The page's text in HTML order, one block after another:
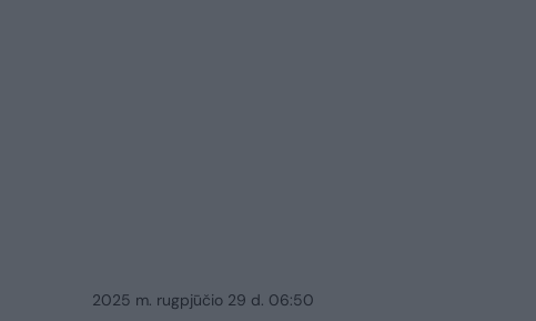
2025 m. rugpjūčio 29 d. 06:50